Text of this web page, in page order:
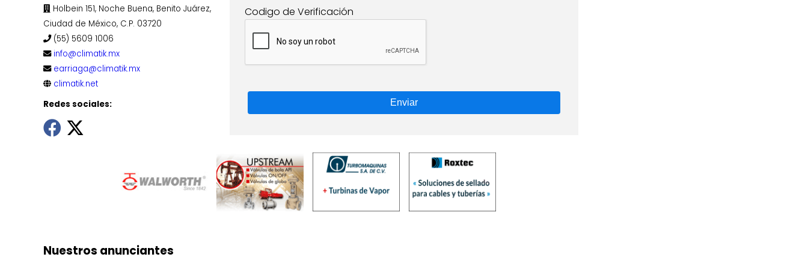
Holbein 151, Noche Buena, Benito Juárez,
Ciudad de México, C.P. 03720
(55) 5609 1006
info@climatik.mx
earriaga@climatik.mx
climatik.net
Redes sociales:
Codigo de Verificación
Enviar
Nuestros anunciantes